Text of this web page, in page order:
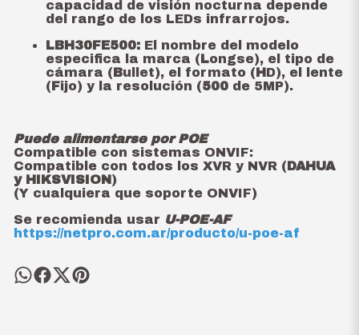
capacidad de visión nocturna depende
del rango de los LEDs infrarrojos.
LBH30FE500:El nombre del modelo
especifica la marca (Longse), el tipo de
cámara (Bullet), el formato (HD), el lente
(Fijo) y la resolución (500de 5MP).
Puede alimentarse por POE
Compatible con sistemas ONVIF:
Compatible con todos los XVR y NVR (DAHUA
y HIKSVISION)
(Y cualquiera que soporte ONVIF)
Se recomienda usar U-POE-AF
https://netpro.com.ar/producto/u-poe-af